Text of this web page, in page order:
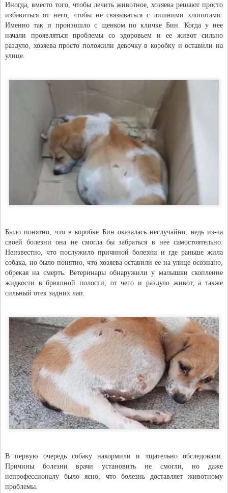
Иногда, вместо того, чтобы лечить животное, хозяева решают просто
избавиться от него, чтобы не связываться с лишними хлопотами.
Именно так и произошло с щенком по кличке Бин. Когда у нее
начали проявляться проблемы со здоровьем и ее живот сильно
раздуло, хозяева просто положили девочку в коробку и оставили на
улице.
Было понятно, что в коробке Бин оказалась неслучайно, ведь из-за
своей болезни она не смогла бы забраться в нее самостоятельно.
Неизвестно, что послужило причиной болезни и где раньше жила
собака, но было понятно, что хозяева оставили ее на улице осознано,
обрекая на смерть. Ветеринары обнаружили у малышки скопление
жидкости в брюшной полости, от чего и раздуло живот, а также
сильный отек задних лап.
В первую очередь собаку накормили и тщательно обследовали.
Причины болезни врачи установить не смогли, но даже
непрофессионалу было ясно, что болезнь доставляет животному
проблемы.